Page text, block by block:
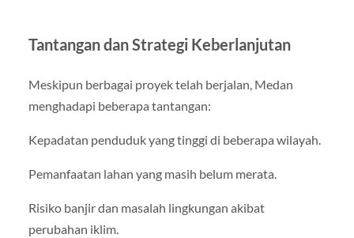
Tantangan dan Strategi Keberlanjutan
Meskipun berbagai proyek telah berjalan, Medan
menghadapi beberapa tantangan:
Kepadatan penduduk yang tinggi di beberapa wilayah.
Pemanfaatan lahan yang masih belum merata.
Risiko banjir dan masalah lingkungan akibat
perubahan iklim.